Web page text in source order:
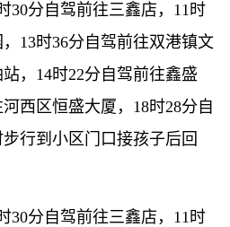
分自驾前往三鑫店，11时
13时36分自驾前往双港镇文
，14时22分自驾前往鑫盛
西区恒盛大厦，18时28分自
行到小区门口接孩子后回
分自驾前往三鑫店，11时